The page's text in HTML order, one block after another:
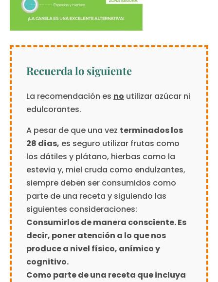
Recuerda lo siguiente
La recomendación es no utilizar azúcar ni
edulcorantes.
A pesar de que una vez terminados los
28 días, es seguro utilizar frutas como
los dátiles y plátano, hierbas como la
estevia y, miel cruda como endulzantes,
siempre deben ser consumidos como
parte de una receta y siguiendo las
siguientes consideraciones:
Consumirlos de manera consciente. Es
decir, poner atención a lo que nos
produce a nivel físico, anímico y
cognitivo.
Como parte de una receta que incluya